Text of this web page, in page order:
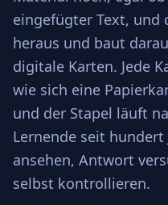
eingefügter Text, und
heraus und baut
digitale Karten. Jede
wie sich eine
und der Stapel läuft
Lernende seit hundert
ansehen, Antwort
selbst kontrollieren.